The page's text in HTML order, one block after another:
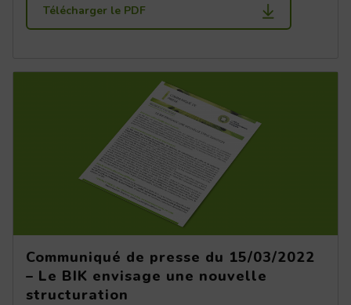
Télécharger le PDF
Communiqué de presse du 15/03/2022
– Le BIK envisage une nouvelle
structuration